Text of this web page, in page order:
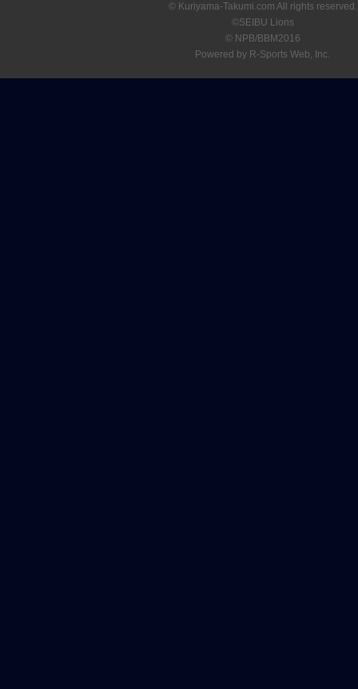
© Kuriyama-Takumi.com All rights reserved.
©SEIBU Lions
© NPB/BBM2016
Powered by R-Sports Web, Inc.